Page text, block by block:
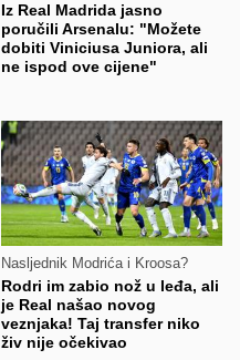
Iz Real Madrida jasno
poručili Arsenalu: "Možete
dobiti Viniciusa Juniora, ali
ne ispod ove cijene"
Nasljednik Modrića i Kroosa?
Rodri im zabio nož u leđa, ali
je Real našao novog
veznjaka! Taj transfer niko
živ nije očekivao